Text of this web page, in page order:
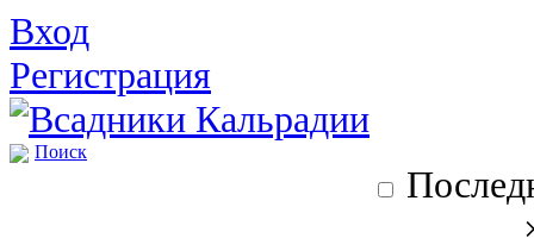
Вход
Регистрация
Поиск